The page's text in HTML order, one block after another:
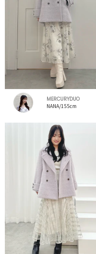
MERCURYDUO
NANA/155cm